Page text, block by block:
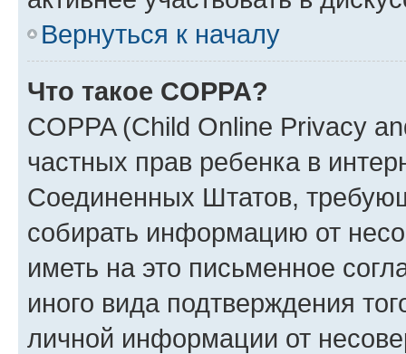
Вернуться к началу
Что такое COPPA?
COPPA (Child Online Privacy
частных прав ребенка в
Соединенных Штатов,
собирать информацию от
иметь на это письменное
иного вида подтверждения
личной информации от